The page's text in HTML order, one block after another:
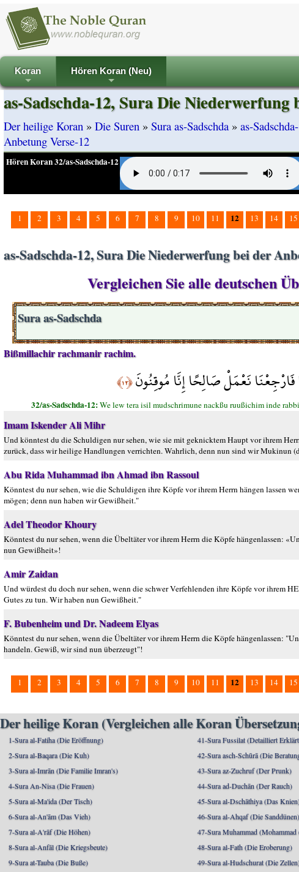
+
Koran
+
Hören Koran (Neu)
as-Sadschda-12, Sura Die
Der heilige Koran » Die Suren » Sura as-Sadschda » as-
Anbetung Verse-12
Hören Koran 32/as-Sadschda-12
1 2 3 4 5 6 7 8 9 10 11 12 13 14 15
as-Sadschda-12, Sura Die Niederwerfung bei der
Vergleichen Sie alle deutschen
Sura as-Sadschda
Bißmillachir rachmanir rachim.
نَعْمَلْ صَالِحًا إِنَّا مُوقِنُونَ﴿١٢﴾
32/as-Sadschda-12:We lew tera isil mudschrimune nackßu ruußichim inde
Imam Iskender Ali Mihr
Und könntest du die Schuldigen nur sehen, wie sie mit geknicktem Haupt vor ihrem
zurück, dass wir heilige Handlungen verrichten. Wahrlich, denn nun sind wir Mukinun
Abu Rida Muhammad ibn Ahmad ibn Rassoul
Könntest du nur sehen, wie die Schuldigen ihre Köpfe vor ihrem Herrn hängen lassen
mögen; denn nun haben wir Gewißheit."
Adel Theodor Khoury
Könntest du nur sehen, wenn die Übeltäter vor ihrem Herrn die Köpfe hängenlassen:
nun Gewißheit»!
Amir Zaidan
Und würdest du doch nur sehen, wenn die schwer Verfehlenden ihre Köpfe vor ihrem
Gutes zu tun. Wir haben nun Gewißheit."
F. Bubenheim und Dr. Nadeem Elyas
Könntest du nur sehen, wenn die Übeltäter vor ihrem Herrn die Köpfe hängenlassen:
handeln. Gewiß, wir sind nun überzeugt"!
1 2 3 4 5 6 7 8 9 10 11 12 13 14 15
Der heilige Koran (Vergleichen alle Koran
1-Sura al-Fatiha (Die Eröffnung)
2-Sura al-Baqara (Die Kuh)
3-Sura al-Imrān (Die Familie Imran's)
4-Sura An-Nisa (Die Frauen)
5-Sura al-Ma'ida (Der Tisch)
6-Sura al-An'ām (Das Vieh)
7-Sura al-A'rāf (Die Höhen)
8-Sura al-Anfāl (Die Kriegsbeute)
9-Sura at-Tauba (Die Buße)
41-Sura Fussilat (Detailliert
42-Sura asch-Schūrā (Die
43-Sura az-Zuchruf (Der Prunk)
44-Sura ad-Duchān (Der Rauch)
45-Sura al-Dschāthiya (Das
46-Sura al-Ahqaf (Die Sanddünen)
47-Sura Muhammad (Mohammad
48-Sura al-Fath (Die Eroberung)
49-Sura al-Hudschurat (Die